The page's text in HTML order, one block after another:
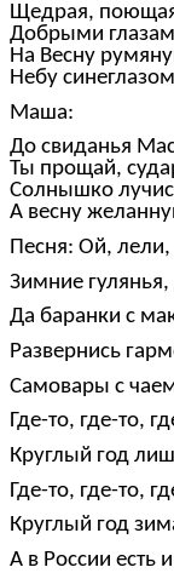
Щедрая,
Добрыми
На Весну
Небу
Маша:
До свиданья
Ты прощай,
Солнышко
А весну
Песня: Ой,
Зимние
Да баранки с
Развернись
Самовары с
Где-то, где-то,
Круглый год
Где-то, где-то,
Круглый год
А в России есть